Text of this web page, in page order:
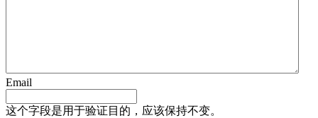
Email
这个字段是用于验证目的，应该保持不变。